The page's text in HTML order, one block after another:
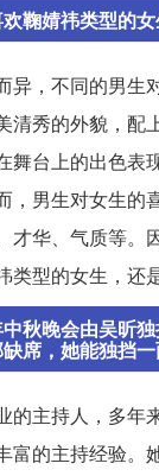
鞠婧祎类型的
异，不同的男生
清秀的外貌，配
舞台上的出色表
，男生对女生的
才华、气质等。
类型的女生，还
秋晚会由吴昕
席，她能独挡
的主持人，多年
富的主持经验。